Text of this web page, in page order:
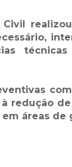
redução
áreas